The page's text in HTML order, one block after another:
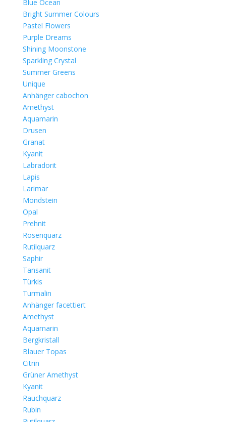
Blue Ocean
Bright Summer Colours
Pastel Flowers
Purple Dreams
Shining Moonstone
Sparkling Crystal
Summer Greens
Unique
Anhänger cabochon
Amethyst
Aquamarin
Drusen
Granat
Kyanit
Labradorit
Lapis
Larimar
Mondstein
Opal
Prehnit
Rosenquarz
Rutilquarz
Saphir
Tansanit
Türkis
Turmalin
Anhänger facettiert
Amethyst
Aquamarin
Bergkristall
Blauer Topas
Citrin
Grüner Amethyst
Kyanit
Rauchquarz
Rubin